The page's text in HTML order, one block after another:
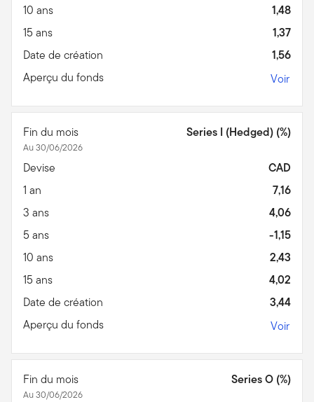
10 ans
1,48
15 ans
1,37
Date de création
1,56
Aperçu du fonds
Voir
Fin du mois
Au 30/06/2026
Series I (Hedged) (%)
Devise
CAD
1 an
7,16
3 ans
4,06
5 ans
-1,15
10 ans
2,43
15 ans
4,02
Date de création
3,44
Aperçu du fonds
Voir
Fin du mois
Au 30/06/2026
Series O (%)